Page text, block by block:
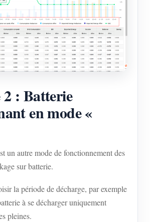
: Batterie
en mode «
un autre mode de fonctionnement des
sur batterie.
la période de décharge, par exemple
à se décharger uniquement
pleines.